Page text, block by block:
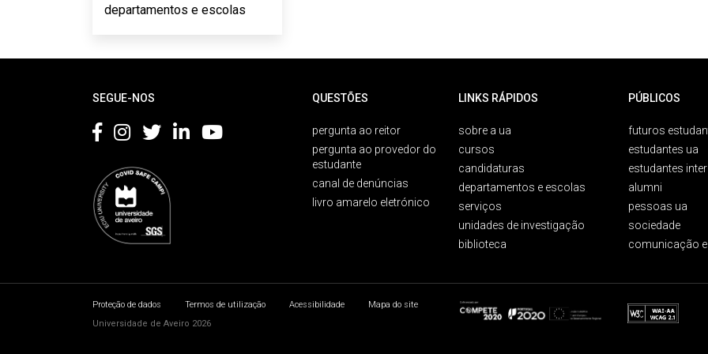
departamentos e escolas
SEGUE-NOS QUESTÕES
pergunta ao reitor
pergunta ao provedor do
estudante
canal de denúncias
livro amarelo eletrónico
LINKS RÁPIDOS
sobre a ua
cursos
candidaturas
departamentos e escolas
serviços
unidades de investigação
biblioteca
PÚBLICOS
futuros
estudantes ua
estudantes
alumni
pessoas ua
sociedade
comunicação
Proteção de dados Termos de utilização Acessibilidade
Mapa do site
Universidade de Aveiro 2026